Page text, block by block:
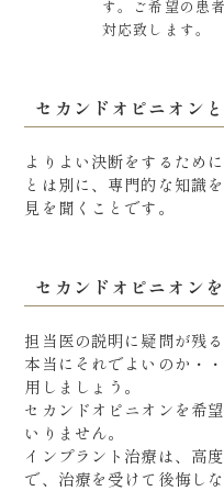
す。ご希望の患
対応致します。
セカンドオピニオン
よりよい決断をするため
とは別に、専門的な知識
見を聞くことです。
セカンドオピニオン
担当医の説明に疑問が残
本当にそれでよいのか・
用しましょう。
セカンドオピニオンを希
いりません。
インプラント治療は、高
で、治療を受けて後悔し